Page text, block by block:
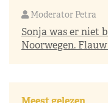
Moderator Petra
Sonja was er niet
Noorwegen. Flauw